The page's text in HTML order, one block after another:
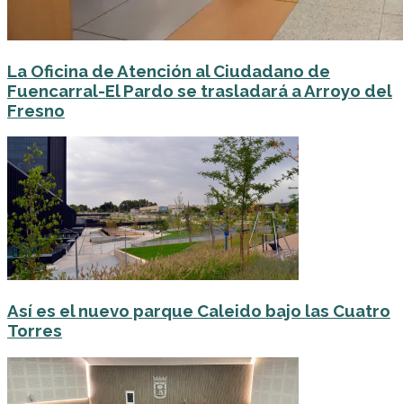
La Oficina de Atención al Ciudadano de
Fuencarral-El Pardo se trasladará a Arroyo del
Fresno
Así es el nuevo parque Caleido bajo las Cuatro
Torres